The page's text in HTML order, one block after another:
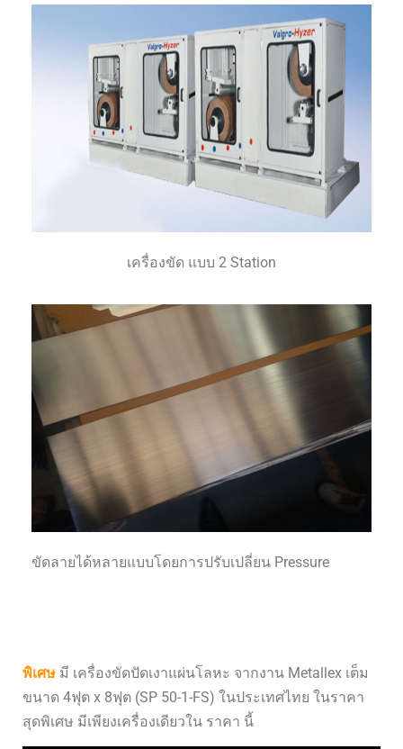
เครื่องขัด แบบ 2 Station
ขัดลายได้หลายแบบโดยการปรับเปลี่ยน Pressure
พิเศษ มี เครื่องขัดปัดเงาแผ่นโลหะ จากงาน Metallex เต็ม
ขนาด 4ฟุต x 8ฟุต (SP 50-1-FS) ในประเทศไทย ในราคา
สุดพิเศษ มีเพียงเครื่องเดียวใน ราคา นี้